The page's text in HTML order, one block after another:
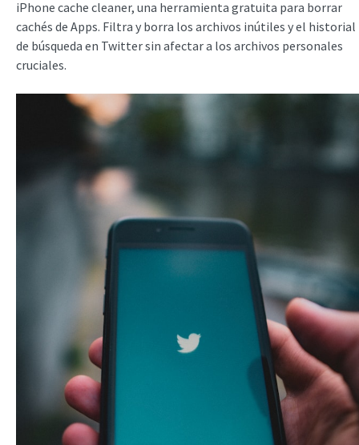
iPhone cache cleaner, una herramienta gratuita para borrar
cachés de Apps. Filtra y borra los archivos inútiles y el historial
de búsqueda en Twitter sin afectar a los archivos personales
cruciales.